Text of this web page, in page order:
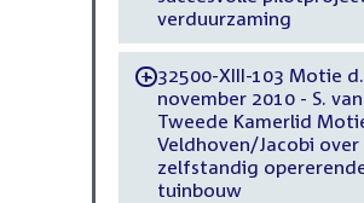
verduurzaming
-32500-XIII-103 Motie
november 2010 - S.
Tweede Kamerlid
Veldhoven/Jacobi over
zelfstandig
tuinbouw